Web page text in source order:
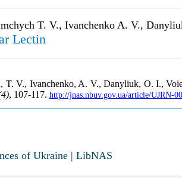
T. V., Ivanchenko A. V.,
Lectin
T. V., Ivanchenko, A. V., Danyliuk, O. I.,
, 107-117. http://jnas.nbuv.gov.ua/article/UJRN-
of Ukraine | LibNAS